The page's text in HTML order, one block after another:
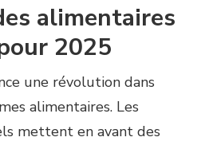
alimentaires
2025
une révolution dans
alimentaires. Les
mettent en avant des